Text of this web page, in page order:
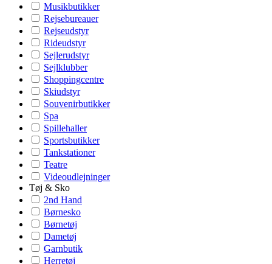
Musikbutikker
Rejsebureauer
Rejseudstyr
Rideudstyr
Sejlerudstyr
Sejlklubber
Shoppingcentre
Skiudstyr
Souvenirbutikker
Spa
Spillehaller
Sportsbutikker
Tankstationer
Teatre
Videoudlejninger
Tøj & Sko
2nd Hand
Børnesko
Børnetøj
Dametøj
Garnbutik
Herretøj